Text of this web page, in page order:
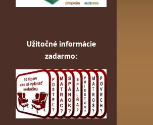
Užitočné informácie
zadarmo: